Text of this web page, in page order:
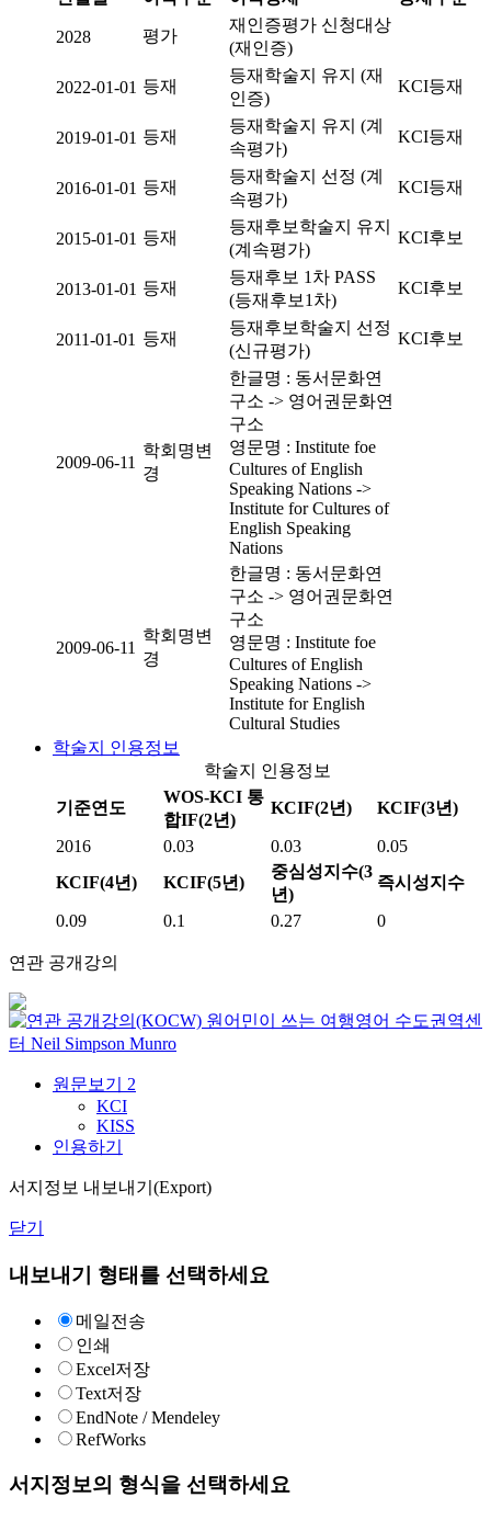
2028 평가
재인증평가 신청대상
(재인증)
2022-01-01 등재
등재학술지 유지 (재
인증)
KCI등재
2019-01-01 등재
등재학술지 유지 (계
속평가)
KCI등재
2016-01-01 등재
등재학술지 선정 (계
속평가)
KCI등재
2015-01-01 등재
등재후보학술지 유지
(계속평가)
KCI후보
2013-01-01 등재
등재후보 1차 PASS
(등재후보1차)
KCI후보
2011-01-01 등재
등재후보학술지 선정
(신규평가)
KCI후보
2009-06-11
학회명변
경
한글명 : 동서문화연
구소 -> 영어권문화연
구소
영문명 : Institute foe
Cultures of English
Speaking Nations ->
Institute for Cultures of
English Speaking
Nations
2009-06-11
학회명변
경
한글명 : 동서문화연
구소 -> 영어권문화연
구소
영문명 : Institute foe
Cultures of English
Speaking Nations ->
Institute for English
Cultural Studies
학술지 인용정보
학술지 인용정보
기준연도
WOS-KCI 통
합IF(2년)
KCIF(2년) KCIF(3년)
2016 0.03 0.03
0.05
KCIF(4년)
KCIF(5년)
중심성지수(3
년)
즉시성지수
0.09 0.1 0.27 0
연관 공개강의
원어민이 쓰는 여행영어 수도권역센
터 Neil Simpson Munro
원문보기 2
KCI
KISS
인용하기
서지정보 내보내기(Export)
닫기
내보내기 형태를 선택하세요
메일전송
인쇄
Excel저장
Text저장
EndNote / Mendeley
RefWorks
서지정보의 형식을 선택하세요